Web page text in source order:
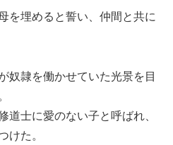
を埋めると誓い、仲間と共に
奴隷を働かせていた光景を目
道士に愛のない子と呼ばれ、
けた。